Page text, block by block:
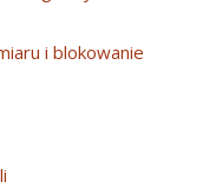
i blokowanie